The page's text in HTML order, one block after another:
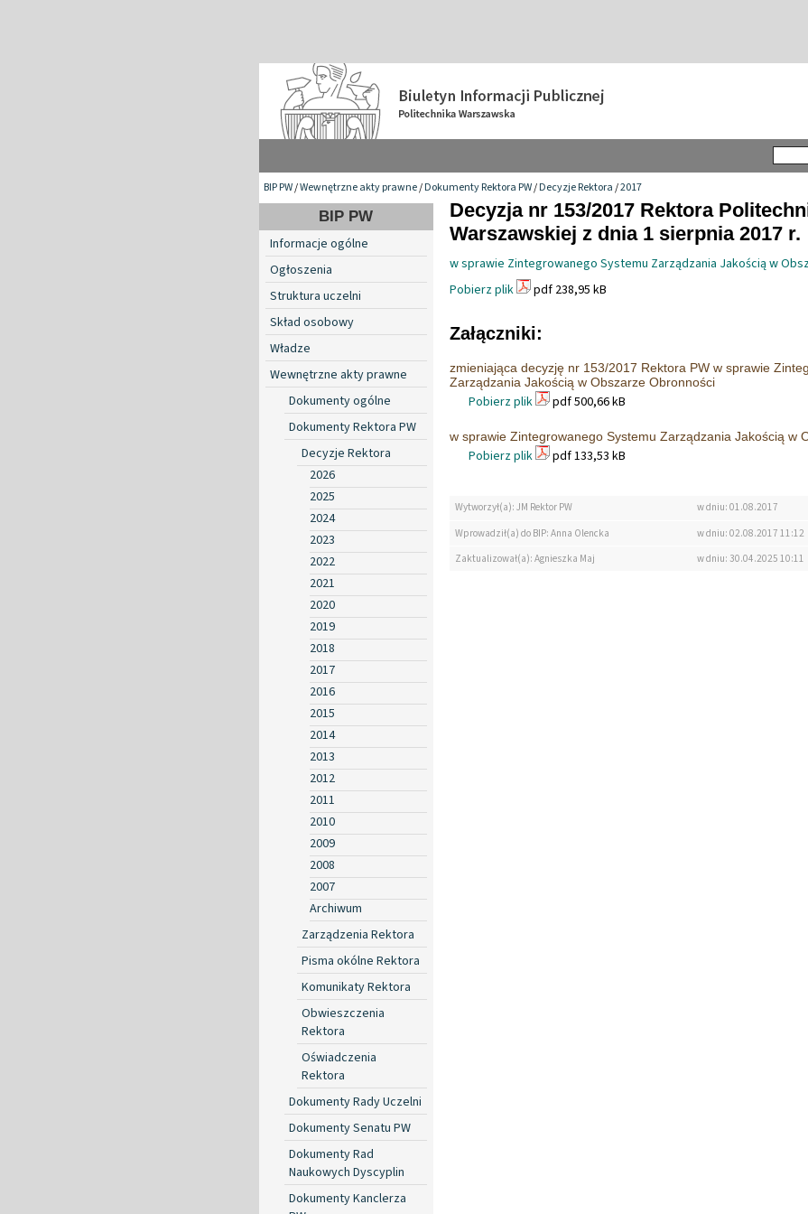
BIP PW/Wewnętrzne akty prawne/Dokumenty Rektora PW/Decyzje Rektora/2017
BIP PW
Informacje ogólne
Ogłoszenia
Struktura uczelni
Skład osobowy
Władze
Wewnętrzne akty prawne
Dokumenty ogólne
Dokumenty Rektora PW
Decyzje Rektora
2026
2025
2024
2023
2022
2021
2020
2019
2018
2017
2016
2015
2014
2013
2012
2011
2010
2009
2008
2007
Archiwum
Zarządzenia Rektora
Pisma okólne Rektora
Komunikaty Rektora
Obwieszczenia
Rektora
Oświadczenia
Rektora
Dokumenty Rady Uczelni
Dokumenty Senatu PW
Dokumenty Rad
Naukowych Dyscyplin
Dokumenty Kanclerza
Decyzja nr 153/2017 Rektora
Warszawskiej z dnia 1 sierpnia 2017 r.
w sprawie Zintegrowanego Systemu Zarządzania Jakością w
Pobierz plik
pdf 238,95 kB
Załączniki:
zmieniająca decyzję nr 153/2017 Rektora PW w sprawie
Zarządzania Jakością w Obszarze Obronności
Pobierz plik pdf 500,66 kB
w sprawie Zintegrowanego Systemu Zarządzania Jakością w
Pobierz plik pdf 133,53 kB
Wytworzył(a): JM Rektor PW
w dniu: 01.08.2017
Wprowadził(a) do BIP: Anna Olencka
w dniu: 02.08.2017 11:12
Zaktualizował(a): Agnieszka Maj
w dniu: 30.04.2025 10:11